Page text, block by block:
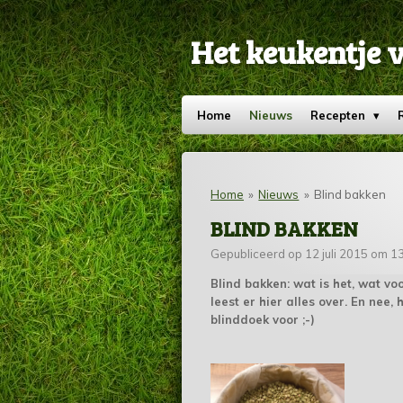
Ga
direct
naar
de
hoofdinhoud
Het keukentje
Home Nieuws Recepten
Home » Nieuws » Blind bakken
BLIND BAKKEN
Gepubliceerd op 12 juli 2015 om
Blind bakken: wat is het, wat
leest er hier alles over. En nee,
blinddoek voor ;-)